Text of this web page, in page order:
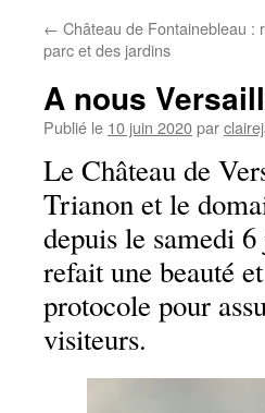
← Château de Fontainebleau :
parc et des jardins
A nous
Publié le 10 juin 2020par
Le Château de
Trianon et le
depuis le samedi
refait une beauté
protocole pour
visiteurs.